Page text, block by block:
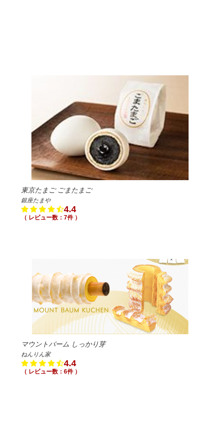
東京たまご ごまたまご
銀座たまや
4.4
（ レビュー数：7件 ）
マウントバーム しっかり芽
ねんりん家
4.4
（ レビュー数：6件 ）